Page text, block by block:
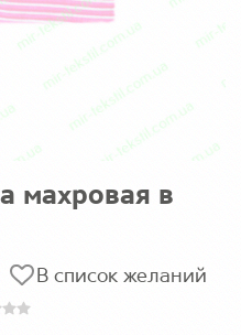
махровая в
В список желаний